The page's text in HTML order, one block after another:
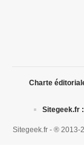
Sitegeek.fr - ® 2013-
Charte
Sitegeek.fr